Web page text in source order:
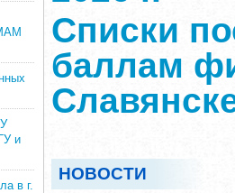
и
в г.
Списки
баллам
НОВОСТИ